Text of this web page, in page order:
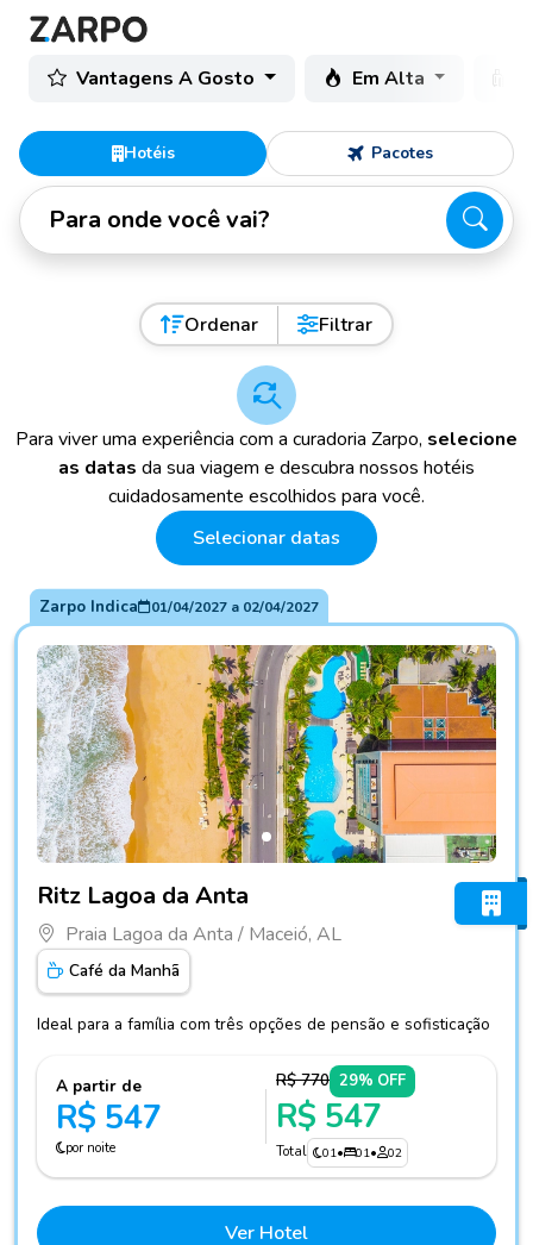
Vantagens A Gosto Em Alta
Hotéis Pacotes
Para onde você vai?
Ordenar Filtrar
Para viver uma experiência com a curadoria Zarpo, selecione
as datas da sua viagem e descubra nossos hotéis
cuidadosamente escolhidos para você.
Selecionar datas
Zarpo Indica 01/04/2027a 02/04/2027
Ritz Lagoa da Anta
Praia Lagoa da Anta / Maceió, AL
Café da Manhã
Ideal para a família com três opções de pensão e sofisticação
A partir de
R$ 547
por noite
R$ 770 29% OFF
R$ 547
Total 01• 01• 02
Ver Hotel